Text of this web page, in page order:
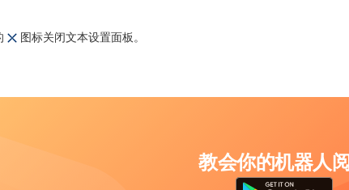
图标关闭文本设置面板。
教会你的机器人